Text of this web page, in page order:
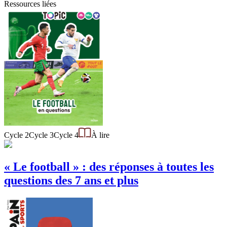
Ressources liées
Cycle 2Cycle 3Cycle 4 À lire
« Le football » : des réponses à toutes les
questions des 7 ans et plus